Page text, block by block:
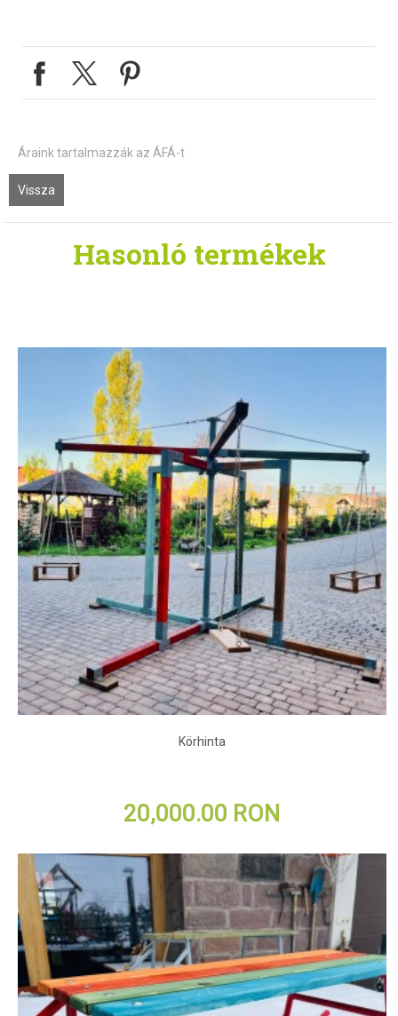
Áraink tartalmazzák az ÁFÁ-t
Vissza
Hasonló termékek
Körhinta
20,000.00 RON